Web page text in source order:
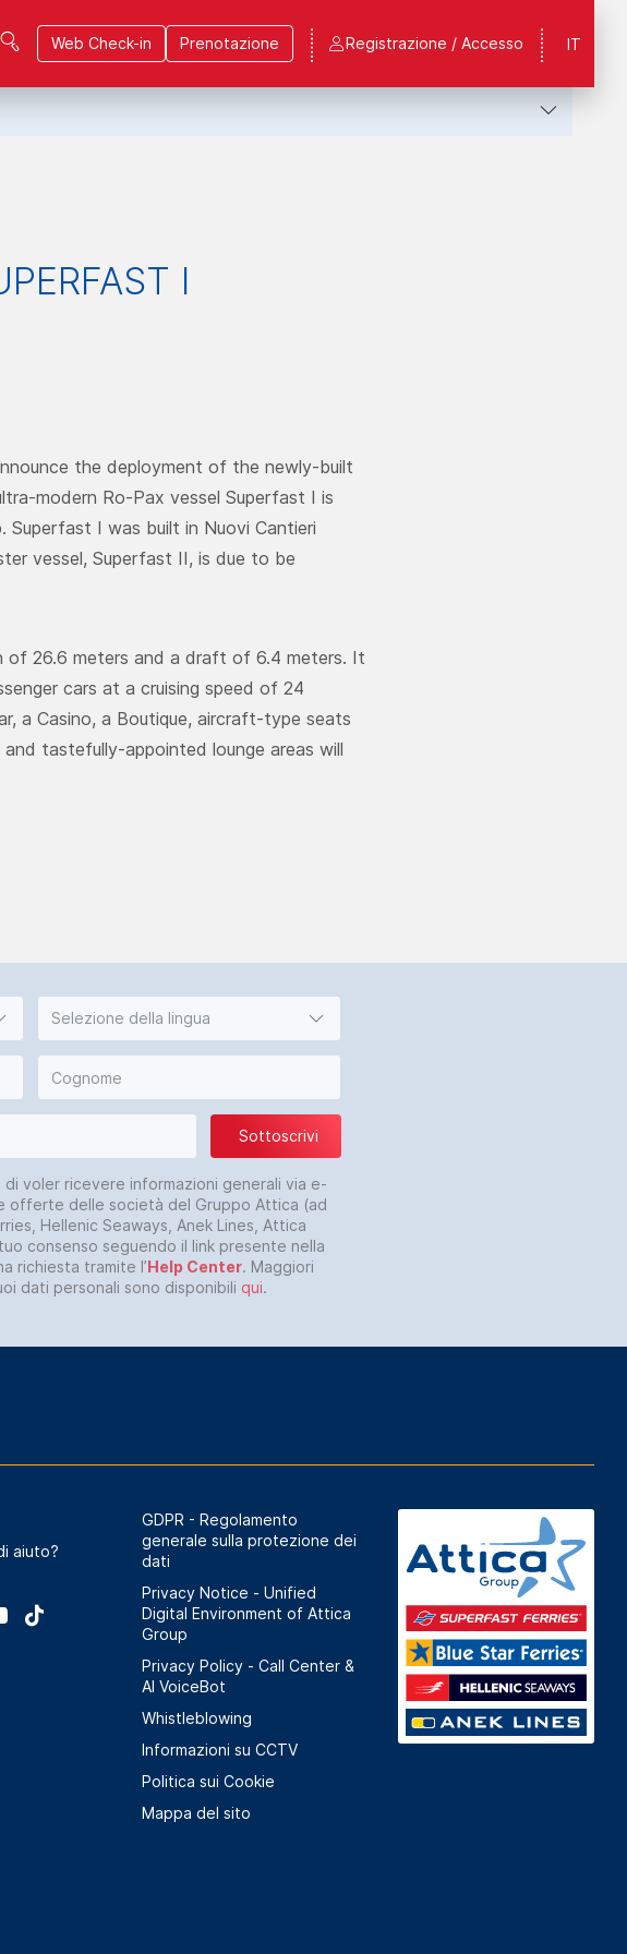
Web Check-in Prenotazione IT
Registrazione / Accesso
I
the deployment of the newly-built
modern Ro-Pax vessel Superfast I is
I was built in Nuovi Cantieri
vessel, Superfast II, is due to be
of 26.6 meters and a draft of 6.4 meters. It
cars at a cruising speed of 24
a Casino, a Boutique, aircraft-type seats
tastefully-appointed lounge areas will
Selezione della lingua
Sottoscrivi
voler ricevere informazioni generali via e-
offerte delle società del Gruppo Attica (ad
Hellenic Seaways, Anek Lines, Attica
consenso seguendo il link presente nella
richiesta tramite l’Help Center. Maggiori
dati personali sono disponibili qui.
aiuto?
GDPR - Regolamento
generale sulla protezione dei
dati
Privacy Notice - Unified
Digital Environment of Attica
Group
Privacy Policy - Call Center &
ΑΙ VoiceBot
Whistleblowing
Informazioni su CCTV
Politica sui Cookie
Mappa del sito